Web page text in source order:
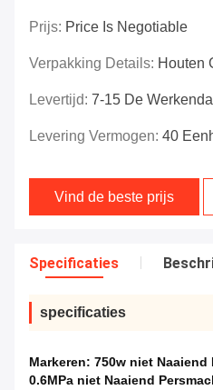
Prijs: Price Is Negotiable
Verpakking Details: Houten
Levertijd: 7-15 De
Levering Vermogen: 40
Vind de beste prijs
Specificaties
specificaties
Markeren: 750w niet Naaiend
0.6MPa niet Naaiend